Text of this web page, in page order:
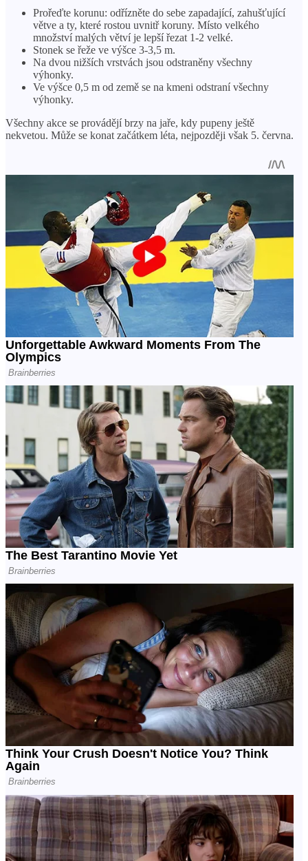
Prořeďte korunu: odřízněte do sebe zapadající, zahušťující
větve a ty, které rostou uvnitř koruny. Místo velkého
množství malých větví je lepší řezat 1-2 velké.
Stonek se řeže ve výšce 3-3,5 m.
Na dvou nižších vrstvách jsou odstraněny všechny
výhonky.
Ve výšce 0,5 m od země se na kmeni odstraní všechny
výhonky.
Všechny akce se provádějí brzy na jaře, kdy pupeny ještě
nekvetou. Může se konat začátkem léta, nejpozději však 5. června.